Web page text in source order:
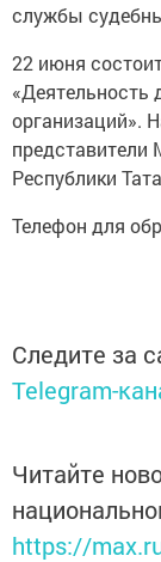
службы
22 июня
«Деятельность
организаций».
Республики
Телефон для
Следите за
Telegram-
Читайте
https://